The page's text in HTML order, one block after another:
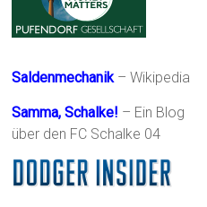
Saldenmechanik– Wikipedia
Samma, Schalke! – Ein Blog
über den FC Schalke 04